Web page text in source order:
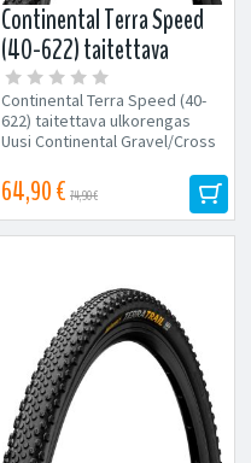
Continental Terra Speed
(40-622) taitettava
ulkorengas (Musta)
Continental Terra Speed (40-
622) taitettava ulkorengas
Uusi Continental Gravel/Cross
64,90 € 74,90 €